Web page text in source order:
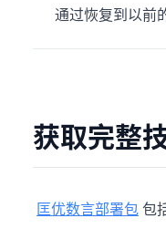
通过恢复到以前
获取完整
匡优数言部署包包